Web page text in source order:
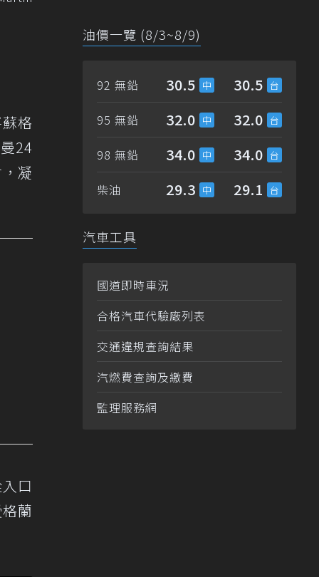
格
24
凝
口
蘭
油價一覽 (8/3~8/9)
92 無鉛 30.5 30.5
95 無鉛 32.0 32.0
98 無鉛 34.0 34.0
柴油 29.3 29.1
汽車工具
國道即時車況
合格汽車代驗廠列表
交通違規查詢結果
汽燃費查詢及繳費
監理服務網